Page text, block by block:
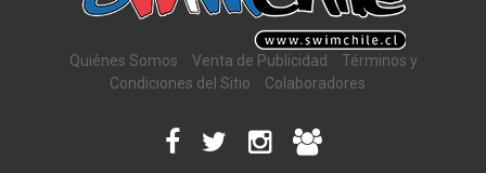
Quiénes Somos Venta de Publicidad
Términos y
Condiciones del Sitio
Colaboradores